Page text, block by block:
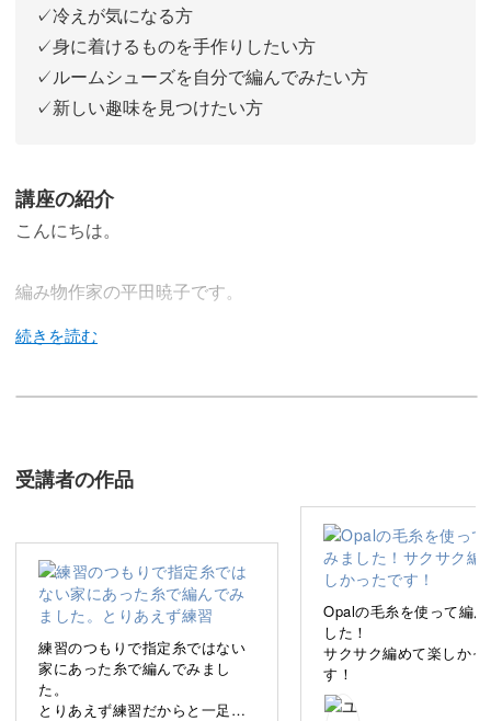
✓冷えが気になる方
✓身に着けるものを手作りしたい方
✓ルームシューズを自分で編んでみたい方
✓新しい趣味を見つけたい方
講座の紹介
こんにちは。
編み物作家の平田暁子です。
この講座では、基本的な編み方を用いて温かく心地良いル
編み図の読み方や基本的な針運びのテクニックをしっかり
とマスターして、いろいろな作品に挑戦できるようになり
ましょう！
棒編みの基本を全て解説！
受講者の作品
練習のつもりで指定糸ではない
家にあった糸で編んでみまし
た。
とりあえず練習だからと一足編
Opalの毛糸を使って編
した！
サクサク編めて楽しかっ
す！